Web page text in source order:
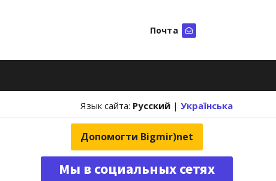
Почта
Язык сайта: Русский | Українська
Допомогти Bigmir)net
Мы в социальных сетях